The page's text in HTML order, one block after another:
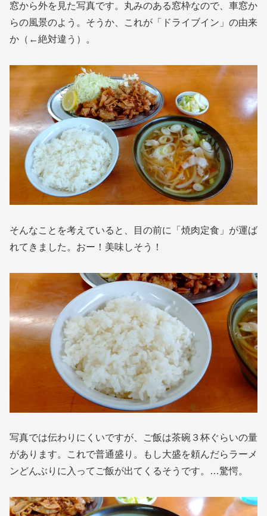
窓から外を見た写真です。丸みのある窓枠なので、車窓か
らの風景のよう。そうか、これが「ドライブイン」の由来
か（←絶対違う）。
そんなことを考えていると、目の前に「焼肉定食」が運ば
れてきました。おー！美味しそう！
写真では伝わりにくいですが、ご飯は茶碗３杯ぐらいの量
があります。これで普通盛り。もし大盛を頼んだらラーメ
ンどんぶりに入ってご飯が出てくるそうです。…驚愕。